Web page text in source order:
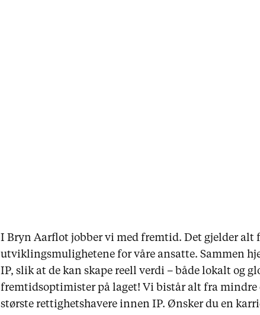
I Bryn Aarflot jobber vi med fremtid. Det gjelder alt
utviklingsmulighetene for våre ansatte. Sammen
IP, slik at de kan skape reell verdi – både lokalt og
fremtidsoptimister på laget! Vi bistår alt fra
største rettighetshavere innen IP. Ønsker du en